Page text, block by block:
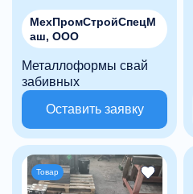
МехПромСтройСпецМ
аш, ООО
Металлоформы свай
забивных
Оставить заявку
Товар